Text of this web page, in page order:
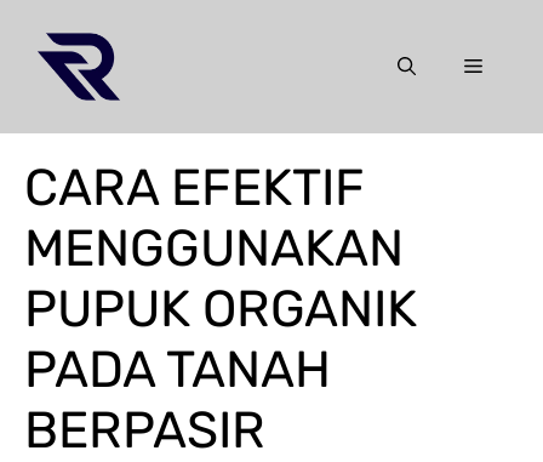
content
Menu
CARA EFEKTIF
MENGGUNAKAN
PUPUK ORGANIK
PADA TANAH
BERPASIR